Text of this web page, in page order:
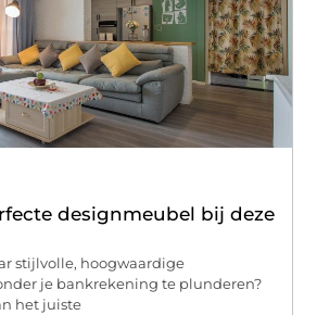
designmeubel bij deze
stijlvolle, hoogwaardige
je bankrekening te plunderen?
het juiste